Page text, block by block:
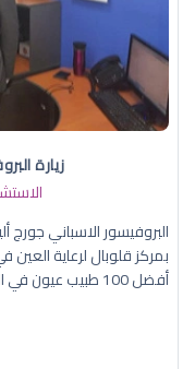
زيارة
البروفيسور الاسباني جورج
بمركز قلوبال لرعاية العين
أفضل 100 طبيب عيون في العالم